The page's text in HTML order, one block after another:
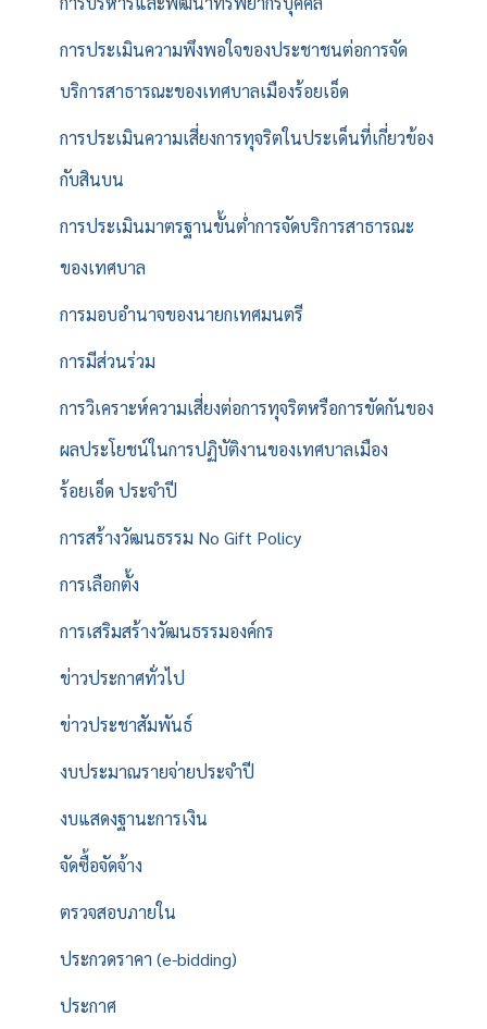
การประเมินความพึงพอใจของประชาชนต่อการจัด
บริการสาธารณะของเทศบาลเมืองร้อยเอ็ด
การประเมินความเสี่ยงการทุจริตในประเด็นที่เกี่ยวข้อง
กับสินบน
การประเมินมาตรฐานขั้นต่ำการจัดบริการสาธารณะ
ของเทศบาล
การมอบอำนาจของนายกเทศมนตรี
การมีส่วนร่วม
การวิเคราะห์ความเสี่ยงต่อการทุจริตหรือการขัดกันของ
ผลประโยชน์ในการปฏิบัติงานของเทศบาลเมือง
ร้อยเอ็ด ประจำปี
การสร้างวัฒนธรรม No Gift Policy
การเลือกตั้ง
การเสริมสร้างวัฒนธรรมองค์กร
ข่าวประกาศทั่วไป
ข่าวประชาสัมพันธ์
งบประมาณรายจ่ายประจำปี
งบแสดงฐานะการเงิน
จัดซื้อจัดจ้าง
ตรวจสอบภายใน
ประกวดราคา (e-bidding)
ประกาศ